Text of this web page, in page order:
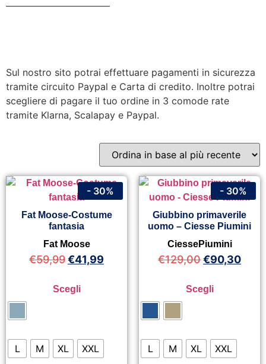
Sul nostro sito potrai effettuare pagamenti in sicurezza
tramite circuito Paypal e Carta di credito. Inoltre potrai
scegliere di pagare il tuo ordine in 3 comode rate
tramite Klarna, Scalapay e Paypal.
Fat Moose-Costume
fantasia
Fat Moose
€59,99€41,99
Scegli
L M XL XXL
- 30%
Giubbino primaverile
uomo – Ciesse Piumini
CiessePiumini
€129,00€90,30
Scegli
L M XL XXL
- 30%